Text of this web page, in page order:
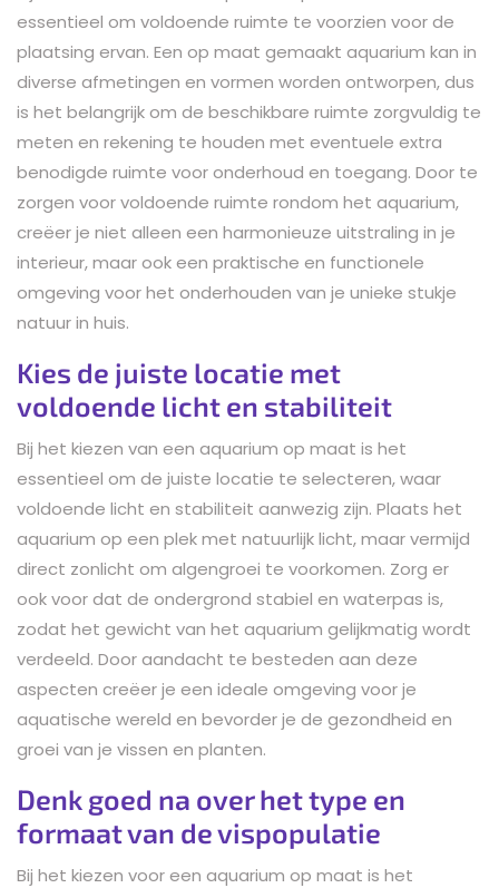
essentieel om voldoende ruimte te voorzien voor de
plaatsing ervan. Een op maat gemaakt aquarium kan in
diverse afmetingen en vormen worden ontworpen, dus
is het belangrijk om de beschikbare ruimte zorgvuldig te
meten en rekening te houden met eventuele extra
benodigde ruimte voor onderhoud en toegang. Door te
zorgen voor voldoende ruimte rondom het aquarium,
creëer je niet alleen een harmonieuze uitstraling in je
interieur, maar ook een praktische en functionele
omgeving voor het onderhouden van je unieke stukje
natuur in huis.
Kies de juiste locatie met
voldoende licht en stabiliteit
Bij het kiezen van een aquarium op maat is het
essentieel om de juiste locatie te selecteren, waar
voldoende licht en stabiliteit aanwezig zijn. Plaats het
aquarium op een plek met natuurlijk licht, maar vermijd
direct zonlicht om algengroei te voorkomen. Zorg er
ook voor dat de ondergrond stabiel en waterpas is,
zodat het gewicht van het aquarium gelijkmatig wordt
verdeeld. Door aandacht te besteden aan deze
aspecten creëer je een ideale omgeving voor je
aquatische wereld en bevorder je de gezondheid en
groei van je vissen en planten.
Denk goed na over het type en
formaat van de vispopulatie
Bij het kiezen voor een aquarium op maat is het